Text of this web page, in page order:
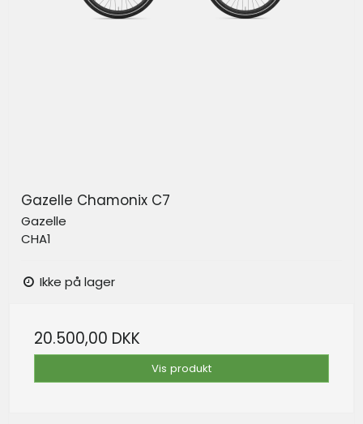
Gazelle Chamonix C7
Gazelle
CHA1
Ikke på lager
20.500,00 DKK
Vis produkt